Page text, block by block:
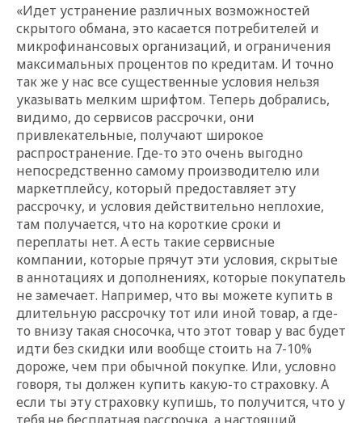
«Идет устранение различных возможностей
скрытого обмана, это касается потребителей и
микрофинансовых организаций, и ограничения
максимальных процентов по кредитам. И точно
так же у нас все существенные условия нельзя
указывать мелким шрифтом. Теперь добрались,
видимо, до сервисов рассрочки, они
привлекательные, получают широкое
распространение. Где-то это очень выгодно
непосредственно самому производителю или
маркетплейсу, который предоставляет эту
рассрочку, и условия действительно неплохие,
там получается, что на короткие сроки и
переплаты нет. А есть такие сервисные
компании, которые прячут эти условия, скрытые
в аннотациях и дополнениях, которые покупатель
не замечает. Например, что вы можете купить в
длительную рассрочку тот или иной товар, а где-
то внизу такая сносочка, что этот товар у вас будет
идти без скидки или вообще стоить на 7-10%
дороже, чем при обычной покупке. Или, условно
говоря, ты должен купить какую-то страховку. А
если ты эту страховку купишь, то получится, что у